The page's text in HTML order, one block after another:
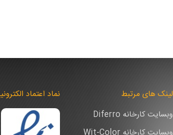
لینک های مرتبط
وبسایت کارخانه Diferro
نماد اعتماد